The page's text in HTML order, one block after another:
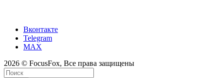
Вконтакте
Telegram
MAX
2026 © FocusFox, Все права защищены